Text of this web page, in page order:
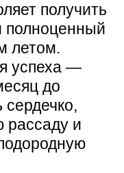
получить
полноценный
летом.
успеха —
до
сердечко,
рассаду и